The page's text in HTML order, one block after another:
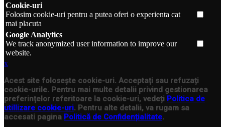
Cookie-uri
Folosim cookie-uri pentru a putea oferi o experienta cat
mai placuta
Google Analytics
We track anonymized user information to improve our
website.
x
Acest site folosește cookie-uri. Acceptați sau refuzați
cookie-urile. Pentru mai multe detalii privind gestionarea
preferințelor referitoare la cookie-uri, vedeți Politica de
utillizare cookie-uri. Pentru alte detalii, va rugam sa
accesati pagina Politică de Confidențialitate.